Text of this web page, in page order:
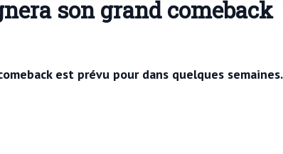
son grand comeback
est prévu pour dans quelques semaines.